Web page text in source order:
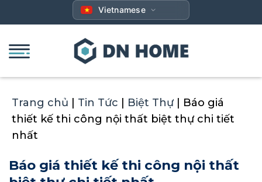
qua
dung
Vietnamese
Trang chủ Tin Tức Biệt Thự
Báo giá
thiết kế thi công nội thất biệt thự chi tiết
nhất
Báo giá thiết kế thi công nội thất